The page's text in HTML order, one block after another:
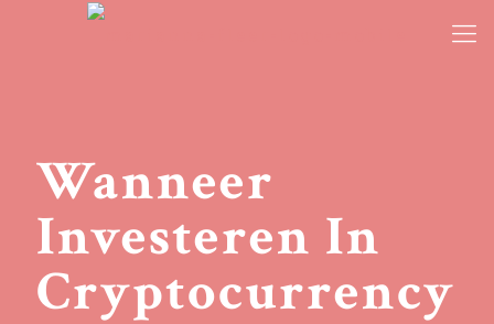
Wanneer
Investeren In
Cryptocurrency